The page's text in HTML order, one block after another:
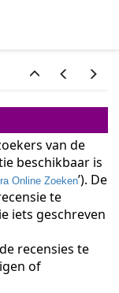
van de
beschikbaar is
Online Zoeken’). De
te
iets geschreven
recensies te
of